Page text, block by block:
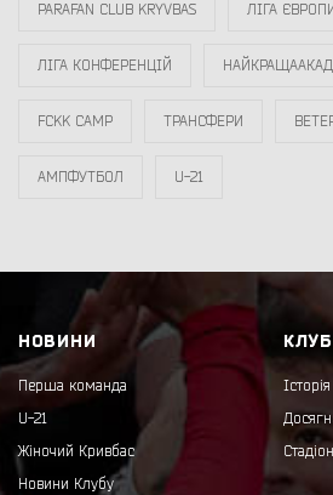
PARAFAN CLUB KRYVBAS ЛІГА ЄВРОПИ
ЛІГА КОНФЕРЕНЦІЙ
FCKK CAMP ТРАНСФЕРИ
АМПФУТБОЛ U-21
НОВИНИ
Перша команда
U-21
Жіночий Кривбас
Новини Клубу
КЛУБ
Стадіон